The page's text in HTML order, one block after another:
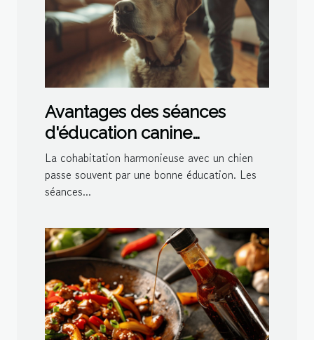
Avantages des séances
d'éducation canine
personnalisées à domicile
La cohabitation harmonieuse avec un chien
passe souvent par une bonne éducation. Les
séances...